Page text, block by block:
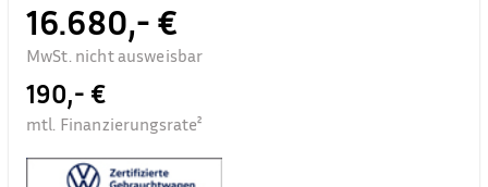
16.680,- €
MwSt. nicht ausweisbar
190,- €
mtl. Finanzierungsrate²